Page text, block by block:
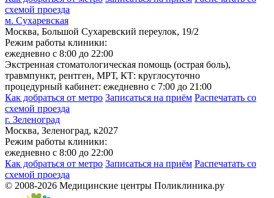
схемой проезда
м. Сухаревская
Москва, Большой Сухаревский переулок, 19/2
Режим работы клиники:
ежедневно с 8:00 до 22:00
Экстренная стоматологическая помощь (острая боль),
травмпункт, рентген, МРТ, КТ: круглосуточно
процедурный кабинет: ежедневно с 7:00 до 21:00
Как добраться от метро Записаться на приём Распечатать со
схемой проезда
г. Зеленоград
Москва, Зеленоград, к2027
Режим работы клиники:
ежедневно с 8:00 до 22:00
Как добраться от метро Записаться на приём Распечатать со
схемой проезда
© 2008-2026 Медицинские центры Поликлиника.ру